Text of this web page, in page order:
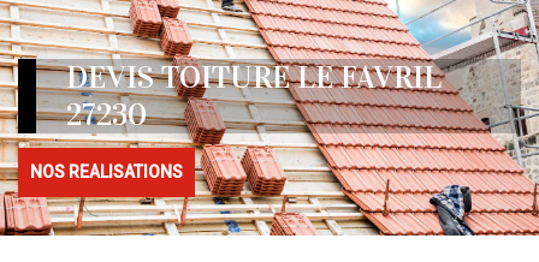
DEVIS TOITURE LE FAVRIL
27230
NOS REALISATIONS